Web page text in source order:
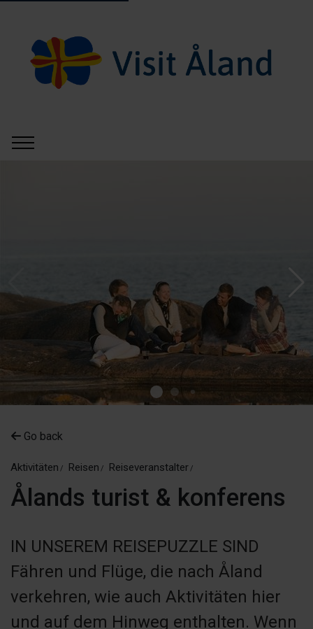
Go back
Aktivitäten Reisen Reiseveranstalter
Ålands turist & konferens
IN UNSEREM REISEPUZZLE SIND
Fähren und Flüge, die nach Åland
verkehren, wie auch Aktivitäten hier
und auf dem Hinweg enthalten. Wenn